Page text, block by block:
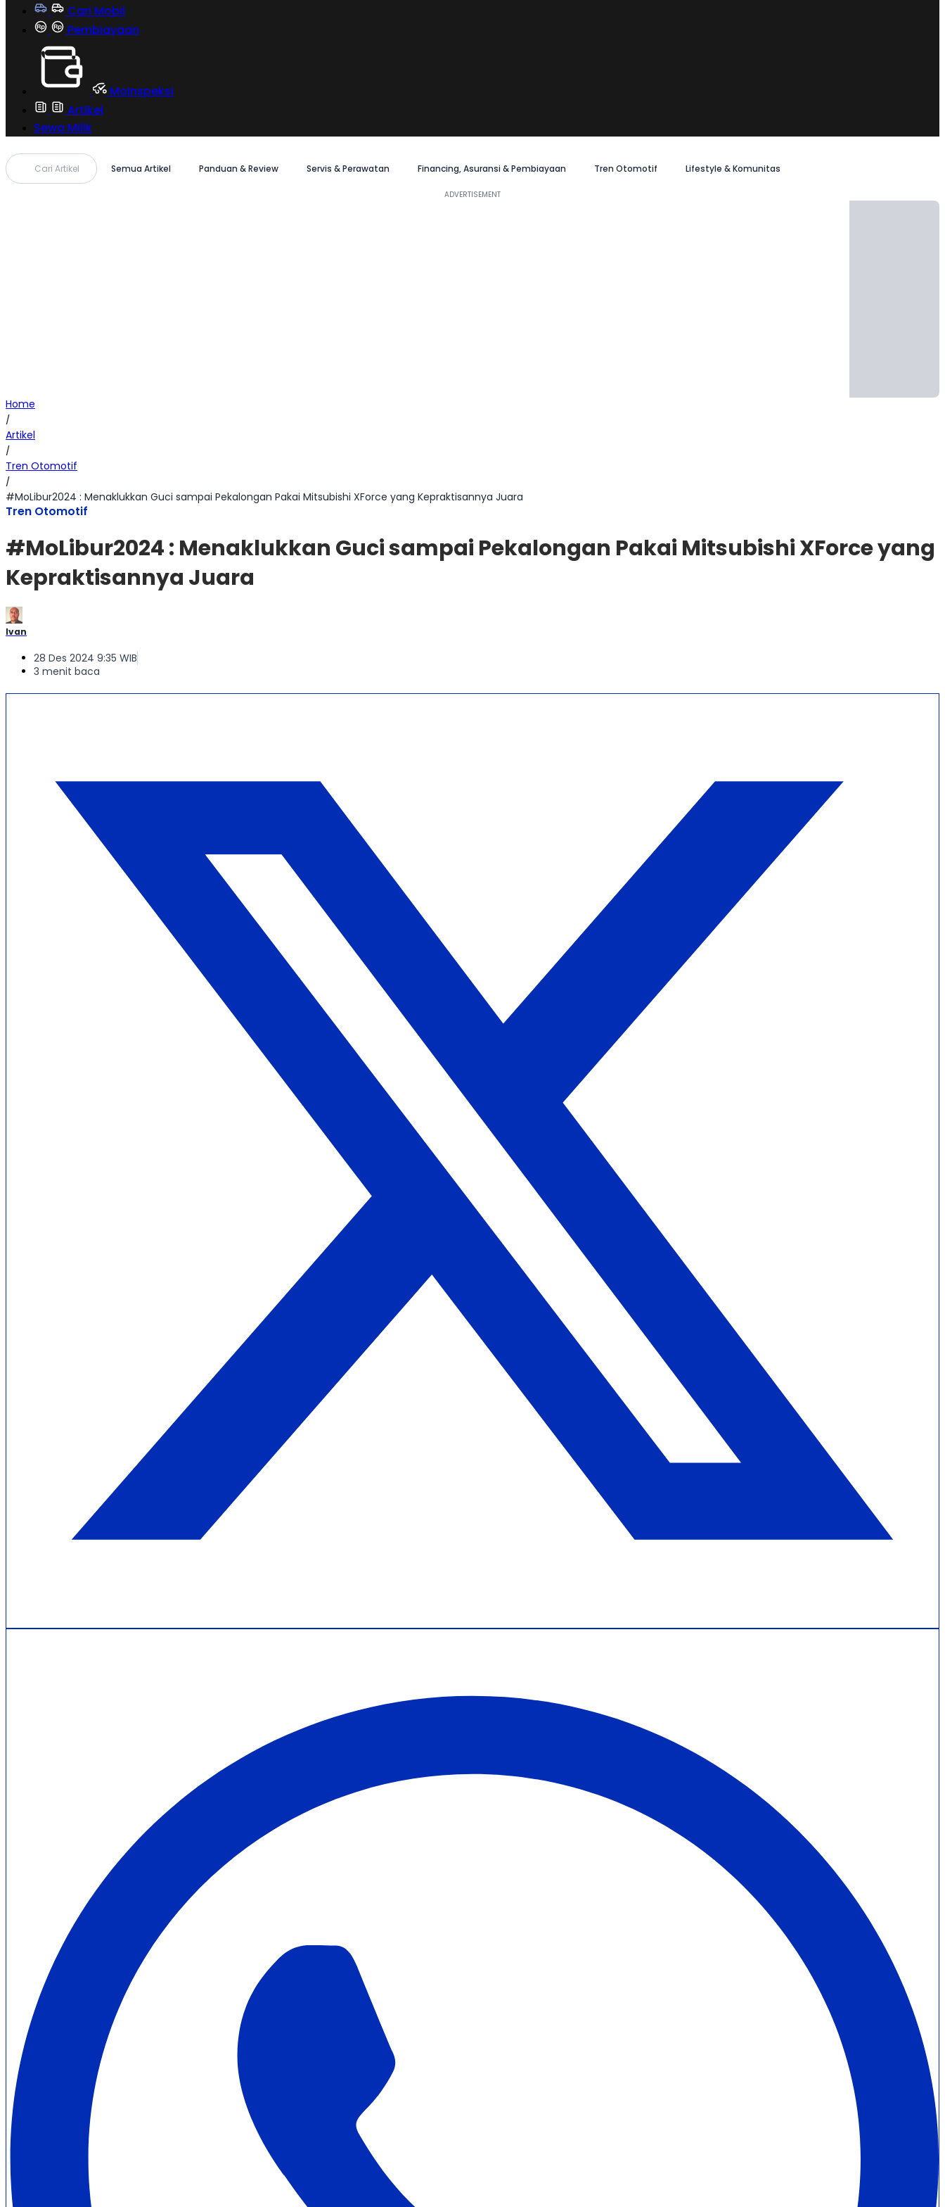
Cari Mobil
Pembiayaan
MoInspeksi
Artikel
Sewa Milik
Cari Artikel Semua Artikel Panduan & Review Servis & Perawatan Financing, Asuransi & Pembiayaan Tren Otomotif Lifestyle & Komunitas
Home
/
Artikel
/
Tren Otomotif
/
#MoLibur2024 : Menaklukkan Guci sampai Pekalongan Pakai Mitsubishi XForce yang Kepraktisannya Juara
Tren Otomotif
#MoLibur2024 : Menaklukkan Guci sampai Pekalongan Pakai Mitsubishi XForce yang
Kepraktisannya Juara
Ivan
28 Des 2024 9:35 WIB
3 menit baca